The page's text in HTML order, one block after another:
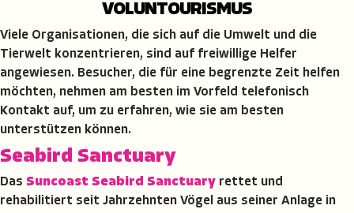
VOLUNTOURISMUS
Viele Organisationen, die sich auf die Umwelt und die
Tierwelt konzentrieren, sind auf freiwillige Helfer
angewiesen. Besucher, die für eine begrenzte Zeit helfen
möchten, nehmen am besten im Vorfeld telefonisch
Kontakt auf, um zu erfahren, wie sie am besten
unterstützen können.
Seabird Sanctuary
Das Suncoast Seabird Sanctuary rettet und
rehabilitiert seit Jahrzehnten Vögel aus seiner Anlage in